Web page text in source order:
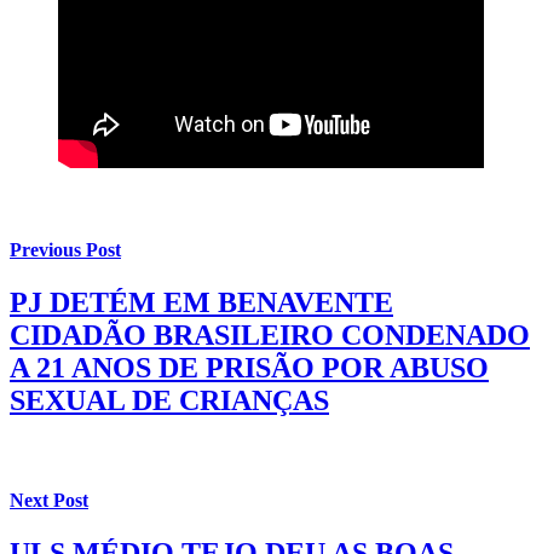
Previous Post
PJ DETÉM EM BENAVENTE
CIDADÃO BRASILEIRO CONDENADO
A 21 ANOS DE PRISÃO POR ABUSO
SEXUAL DE CRIANÇAS
Next Post